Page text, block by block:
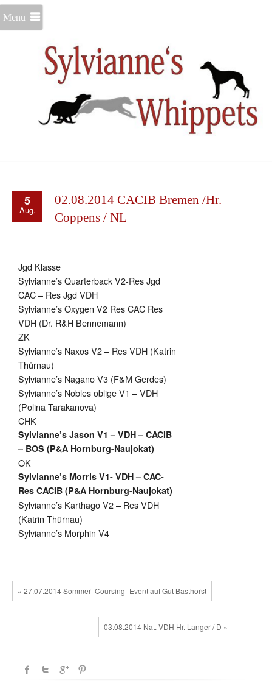
Menu
5
Aug.
02.08.2014 CACIB Bremen /Hr.
Coppens / NL
Jgd Klasse
Sylvianne’s Quarterback V2-Res Jgd
CAC – Res Jgd VDH
Sylvianne’s Oxygen V2 Res CAC Res
VDH (Dr. R&H Bennemann)
ZK
Sylvianne’s Naxos V2 – Res VDH (Katrin
Thürnau)
Sylvianne’s Nagano V3 (F&M Gerdes)
Sylvianne’s Nobles oblige V1 – VDH
(Polina Tarakanova)
CHK
Sylvianne’s Jason V1 – VDH – CACIB
– BOS (P&A Hornburg-Naujokat)
OK
Sylvianne’s Morris V1- VDH – CAC-
Res CACIB (P&A Hornburg-Naujokat)
Sylvianne’s Karthago V2 – Res VDH
(Katrin Thürnau)
Sylvianne’s Morphin V4
« 27.07.2014 Sommer- Coursing- Event auf Gut Basthorst
03.08.2014 Nat. VDH Hr. Langer / D »